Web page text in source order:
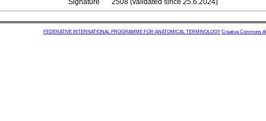
Signature
2508 (validated since 25.6.2024)
FEDERATIVE INTERNATIONAL PROGRAMME FOR ANATOMICAL TERMINOLOGY Creative Commons